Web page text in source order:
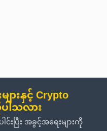
ားနှင့် Crypto
ါသလား
င်းပြီး အခွင့်အရေးများကို